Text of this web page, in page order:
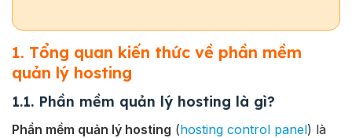
1. Tổng quan kiến thức về phần mềm
quản lý hosting
1.1. Phần mềm quản lý hosting là gì?
Phần mềm quản lý hosting (hosting control panel) là